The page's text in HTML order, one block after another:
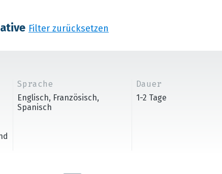
Filter zurücksetzen
Sprache
Englisch, Französisch,
Spanisch
Dauer
1-2 Tage